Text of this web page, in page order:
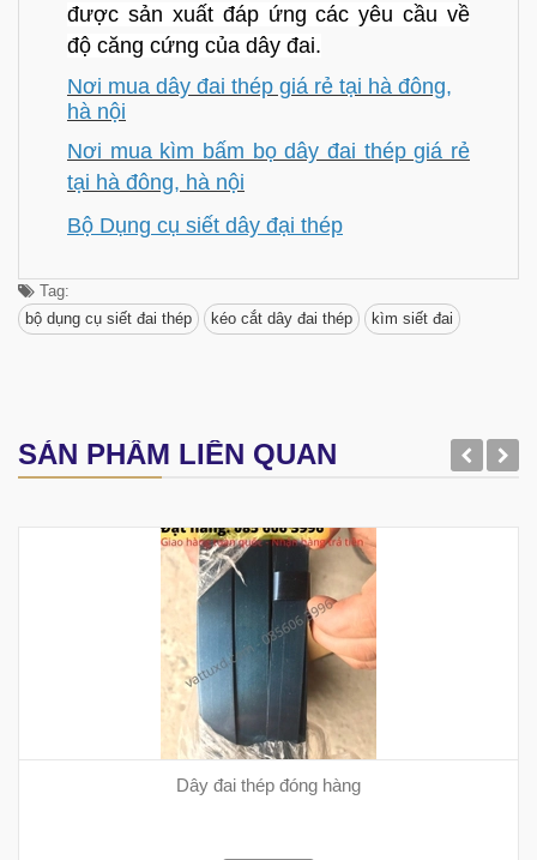
được sản xuất đáp ứng các yêu cầu về
độ căng cứng của dây đai.
Nơi mua dây đai thép giá rẻ tại hà đông,
hà nội
Nơi mua kìm bấm bọ dây đai thép giá rẻ
tại hà đông, hà nội
Bộ Dụng cụ siết dây đại thép
Tag:
bộ dụng cụ siết đai thép
kéo cắt dây đai thép kìm siết đai
SẢN PHẨM LIÊN QUAN
Dây đai thép đóng hàng